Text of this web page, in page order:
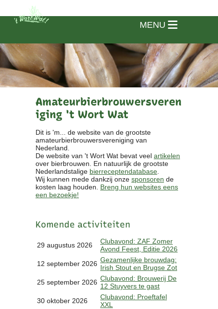
Amateurbierbrouwersveren
iging 't Wort Wat
Dit is 'm... de website van de grootste
amateurbierbrouwersvereniging van
Nederland.
De website van 't Wort Wat bevat veel artikelen
over bierbrouwen. En natuurlijk de grootste
Nederlandstalige bierreceptendatabase
Wij kunnen mede dankzij onze sponsoren de
kosten laag houden. Breng hun websites eens
een bezoekje!
Komende activiteiten
29 augustus 2026
Clubavond: ZAF Zomer
Avond Feest, Editie 2026
12 september 2026 Gezamenlijke brouwdag:
Irish Stout en Brugse Zot
25 september 2026 Clubavond: Brouwerij De
12 Stuyvers te gast
30 oktober 2026
Clubavond: Proeftafel
XXL
MENU
Clubkalender
Bestuur
- Historie
Privacyverklaring